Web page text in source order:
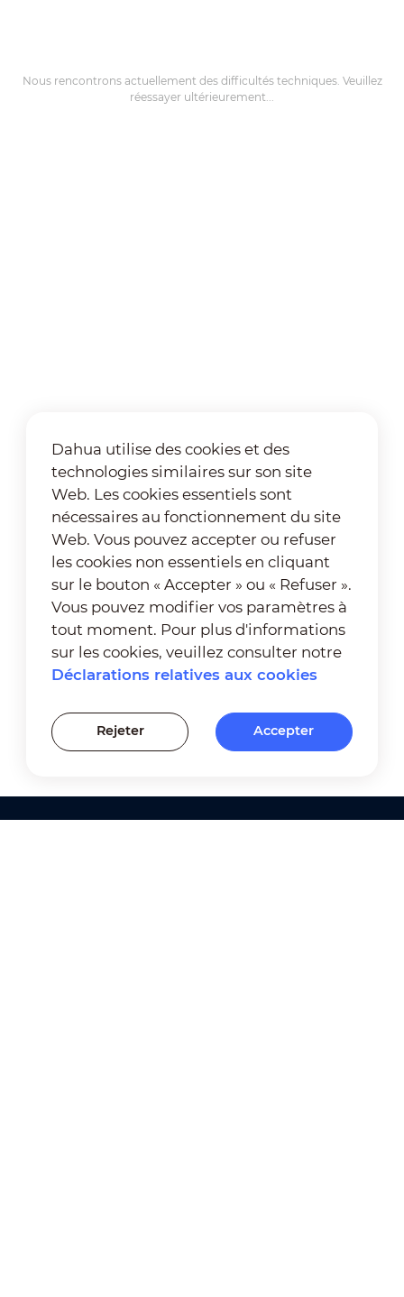
Nous rencontrons actuellement des difficultés techniques. Veuillez
réessayer ultérieurement...
Dahua utilise des cookies et des
technologies similaires sur son site
Web. Les cookies essentiels sont
nécessaires au fonctionnement du site
Web. Vous pouvez accepter ou refuser
les cookies non essentiels en cliquant
sur le bouton « Accepter » ou « Refuser ».
Vous pouvez modifier vos paramètres à
tout moment. Pour plus d'informations
sur les cookies, veuillez consulter notre
Déclarations relatives aux cookies
Rejeter Accepter